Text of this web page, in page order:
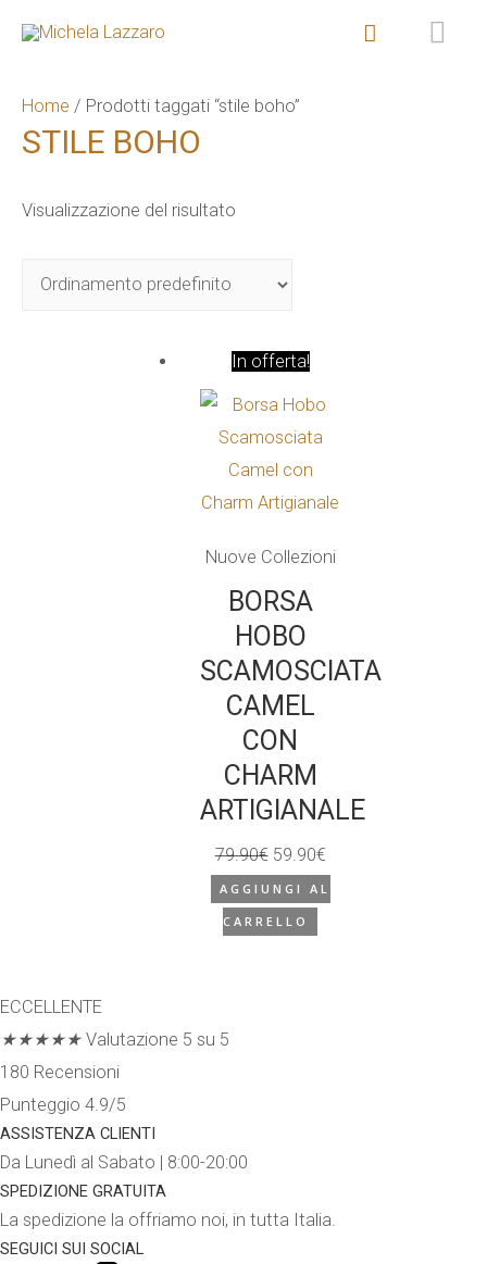
Cerca
Home / Prodotti taggati “stile boho”
STILE BOHO
Visualizzazione del risultato
In offerta!
Nuove Collezioni
BORSA
HOBO
SCAMOSCIATA
CAMEL
CON
CHARM
ARTIGIANALE
79.90€
Il
prezzo
originale
59.90€
prezzo
AGGIUNGI AL
CARRELLO
ECCELLENTE
★★★★★ Valutazione 5 su 5
180 Recensioni
Punteggio 4.9/5
ASSISTENZA CLIENTI
Da Lunedì al Sabato | 8:00-20:00
SPEDIZIONE GRATUITA
La spedizione la offriamo noi, in tutta Italia.
SEGUICI SUI SOCIAL